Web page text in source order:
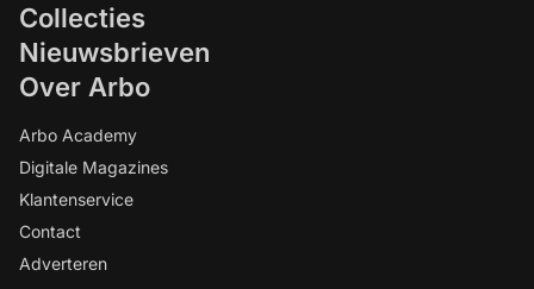
Collecties
Nieuwsbrieven
Over Arbo
Arbo Academy
Digitale Magazines
Klantenservice
Contact
Adverteren